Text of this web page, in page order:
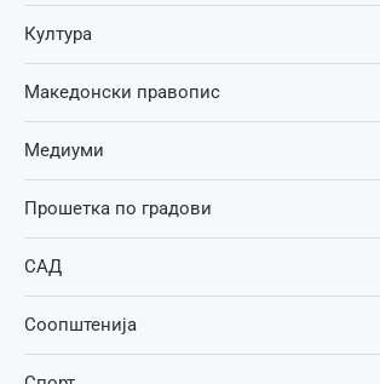
Култура
Македонски правопис
Медиуми
Прошетка по градови
САД
Соопштенија